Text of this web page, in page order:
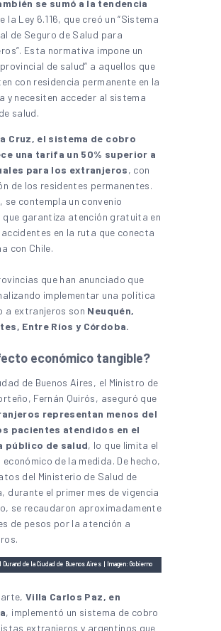
se sumó a la tendencia
la Ley 6.116, que creó un “Sistema
de Seguro de Salud para
Esta normativa impone un
de salud” a aquellos que
con residencia permanente en la
y necesiten acceder al sistema
salud.
Cruz, el sistema de cobro
una tarifa un 50% superior a
para los extranjeros, con
de los residentes permanentes.
se contempla un convenio
que garantiza atención gratuita en
en la ruta que conecta
con Chile.
que han anunciado que
implementar una política
a extranjeros son Neuquén,
Entre Ríos y Córdoba.
económico tangible?
de Buenos Aires, el Ministro de
Fernán Quirós, aseguró que
representan menos del
pacientes atendidos en el
público de salud, lo que limita el
de la medida. De hecho,
del Ministerio de Salud de
durante el primer mes de vigencia
se recaudaron aproximadamente
de pesos por la atención a
Durand de la Ciudad de Buenos Aires | Imagen: Gobierno
Villa Carlos Paz, en
, implementó un sistema de cobro
extranjeros y argentinos que